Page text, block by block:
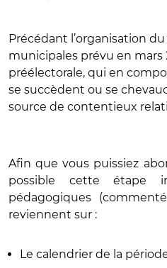
Précédant l’organisation
municipales prévu en mars
préélectorale, qui en
se succèdent ou se
source de contentieux
Afin que vous puissiez
possible cette étape
pédagogiques
reviennent sur :
Le calendrier de la